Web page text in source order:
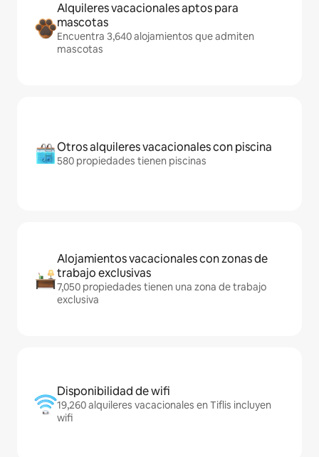
Alquileres vacacionales aptos para
mascotas
Encuentra 3,640 alojamientos que admiten
mascotas
Otros alquileres vacacionales con piscina
580 propiedades tienen piscinas
Alojamientos vacacionales con zonas de
trabajo exclusivas
7,050 propiedades tienen una zona de trabajo
exclusiva
Disponibilidad de wifi
19,260 alquileres vacacionales en Tiflis incluyen
wifi